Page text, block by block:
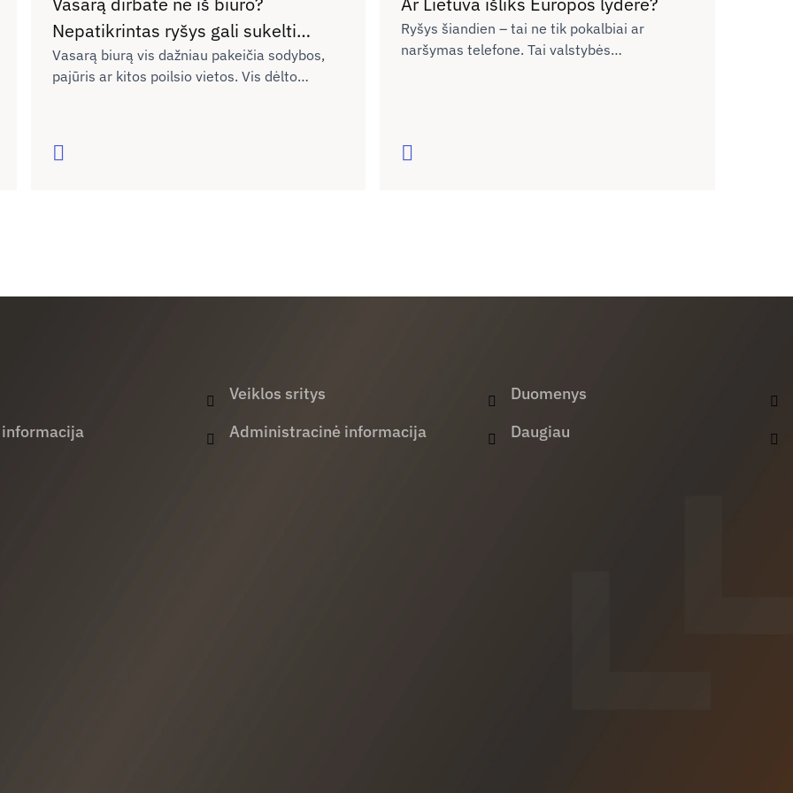
Nepatikrintas ryšys gali sukelti
nesklandumų
Vasarą biurą vis dažniau pakeičia sodybos,
pajūris ar kitos poilsio vietos. Vis dėlto
vaizdo skambučiams ar dokumentų siuntimui.
Skaityti
Ryšys šiandien – tai ne tik pokalbiai ar
naršymas telefone. Tai valstybės
pakeisti?
Skaityti
Veiklos sritys
Administracinė informacija
Duomenys
Daugiau